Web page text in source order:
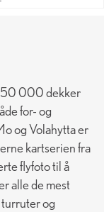
000 dekker
for- og
og Volahytta er
kartserien fra
flyfoto til å
alle de mest
og